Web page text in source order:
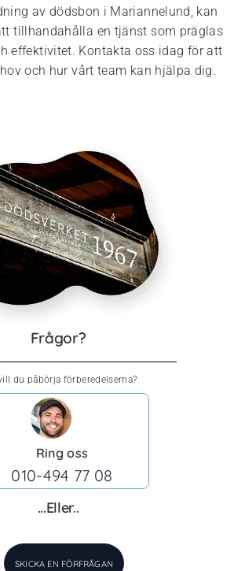
av dödsbon i Mariannelund, kan
tillhandahålla en tjänst som präglas
effektivitet. Kontakta oss idag för att
och hur vårt team kan hjälpa dig.
Frågor?
du påbörja förberedelserna?
Ring oss
010-494 77 08
...Eller..
SKICKA EN FÖRFRÅGAN